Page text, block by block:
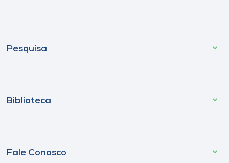
Pesquisa
Biblioteca
Fale Conosco